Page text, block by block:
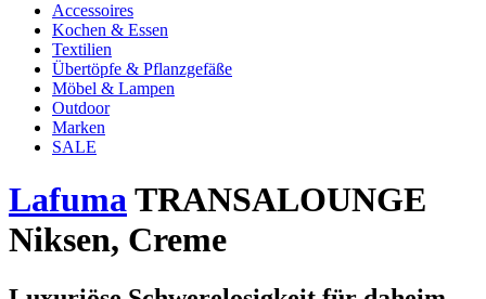
Accessoires
Kochen & Essen
Textilien
Übertöpfe & Pflanzgefäße
Möbel & Lampen
Outdoor
Marken
SALE
LafumaTRANSALOUNGE
Niksen, Creme